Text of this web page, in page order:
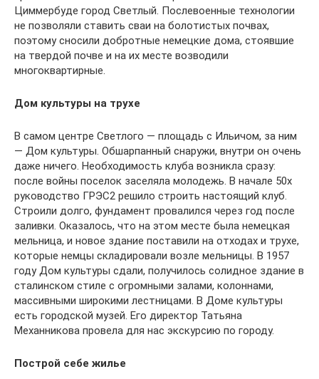
Циммербуде город Светлый. Послевоенные технологии
не позволяли ставить сваи на болотистых почвах,
поэтому сносили добротные немецкие дома, стоявшие
на твердой почве и на их месте возводили
многоквартирные.
Дом культуры на трухе
В самом центре Светлого — площадь с Ильичом, за ним
— Дом культуры. Обшарпанный снаружи, внутри он очень
даже ничего. Необходимость клуба возникла сразу:
после войны поселок заселяла молодежь. В начале 50х
руководство ГРЭС2 решило строить настоящий клуб.
Строили долго, фундамент провалился через год после
заливки. Оказалось, что на этом месте была немецкая
мельница, и новое здание поставили на отходах и трухе,
которые немцы складировали возле мельницы. В 1957
году Дом культуры сдали, получилось солидное здание в
сталинском стиле с огромными залами, колоннами,
массивными широкими лестницами. В Доме культуры
есть городской музей. Его директор Татьяна
Механникова провела для нас экскурсию по городу.
Построй себе жилье